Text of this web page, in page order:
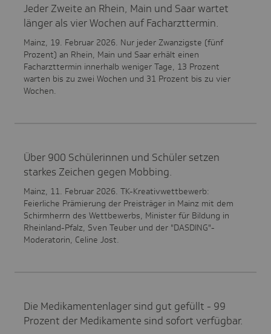
Jeder Zweite an Rhein, Main und Saar wartet
länger als vier Wochen auf Facharzttermin.
Mainz, 19. Februar 2026. Nur jeder Zwanzigste (fünf
Prozent) an Rhein, Main und Saar erhält einen
Facharzttermin innerhalb weniger Tage, 13 Prozent
warten bis zu zwei Wochen und 31 Prozent bis zu vier
Wochen.
Über 900 Schülerinnen und Schüler setzen
starkes Zeichen gegen Mobbing.
Mainz, 11. Februar 2026. TK-Kreativwettbewerb:
Feierliche Prämierung der Preisträger in Mainz mit dem
Schirmherrn des Wettbewerbs, Minister für Bildung in
Rheinland-Pfalz, Sven Teuber und der "DASDING"-
Moderatorin, Celine Jost.
Die Medikamentenlager sind gut gefüllt - 99
Prozent der Medikamente sind sofort verfügbar.